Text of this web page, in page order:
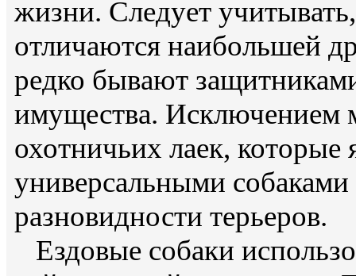
жизни. Следует
отличаются наибольшей
редко бывают
имущества. Исключением
охотничьих лаек, которые
универсальными
разновидности терьеров.
Ездовые собаки